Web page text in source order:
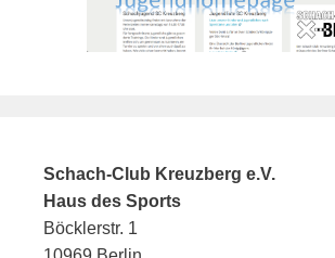
Schach-Club Kreuzberg e.V.
Haus des Sports
Böcklerstr. 1